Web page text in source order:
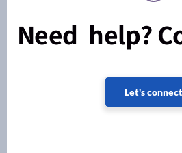
Need help?
Let's connect